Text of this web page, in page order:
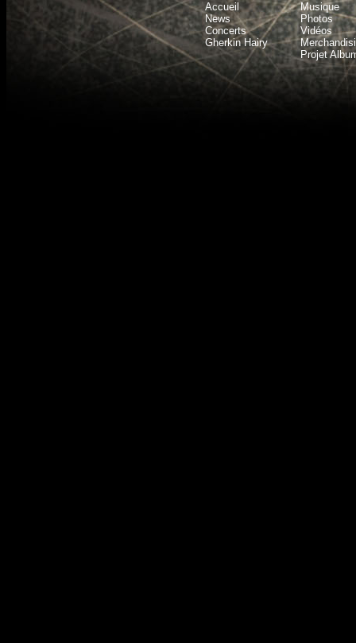
Accueil
News
Concerts
Gherkin Hairy
Musique
Photos
Vidéos
Projet